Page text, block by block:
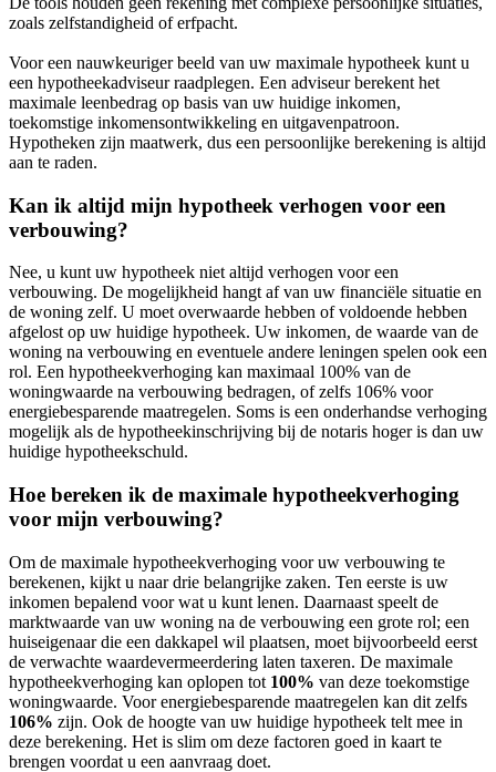
zoals zelfstandigheid of erfpacht.
Voor een nauwkeuriger beeld van uw maximale hypotheek kunt u
een hypotheekadviseur raadplegen. Een adviseur berekent het
maximale leenbedrag op basis van uw huidige inkomen,
toekomstige inkomensontwikkeling en uitgavenpatroon.
Hypotheken zijn maatwerk, dus een persoonlijke berekening is altijd
aan te raden.
Kan ik altijd mijn hypotheek verhogen voor een
verbouwing?
Nee, u kunt uw hypotheek niet altijd verhogen voor een
verbouwing. De mogelijkheid hangt af van uw financiële situatie en
de woning zelf. U moet overwaarde hebben of voldoende hebben
afgelost op uw huidige hypotheek. Uw inkomen, de waarde van de
woning na verbouwing en eventuele andere leningen spelen ook een
rol. Een hypotheekverhoging kan maximaal 100% van de
woningwaarde na verbouwing bedragen, of zelfs 106% voor
energiebesparende maatregelen. Soms is een onderhandse verhoging
mogelijk als de hypotheekinschrijving bij de notaris hoger is dan uw
huidige hypotheekschuld.
Hoe bereken ik de maximale hypotheekverhoging
voor mijn verbouwing?
Om de maximale hypotheekverhoging voor uw verbouwing te
berekenen, kijkt u naar drie belangrijke zaken. Ten eerste is uw
inkomen bepalend voor wat u kunt lenen. Daarnaast speelt de
marktwaarde van uw woning na de verbouwing een grote rol; een
huiseigenaar die een dakkapel wil plaatsen, moet bijvoorbeeld eerst
de verwachte waardevermeerdering laten taxeren. De maximale
hypotheekverhoging kan oplopen tot 100% van deze toekomstige
woningwaarde. Voor energiebesparende maatregelen kan dit zelfs
106% zijn. Ook de hoogte van uw huidige hypotheek telt mee in
deze berekening. Het is slim om deze factoren goed in kaart te
brengen voordat u een aanvraag doet.